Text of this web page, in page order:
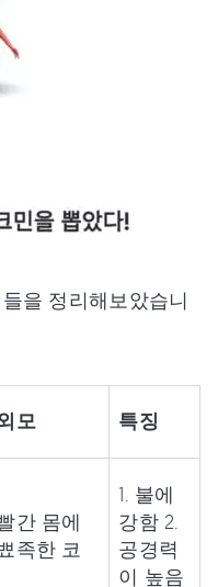
을 정리해보았습니
모 특징
간 몸에
족한 코
1. 불에
강함 2.
공경력
이 높음